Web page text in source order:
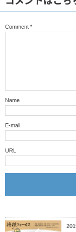
Comment *
Name
E-mail
URL